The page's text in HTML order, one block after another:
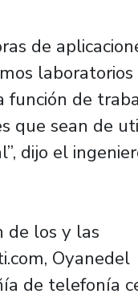
de
laboratorios
función de
que sean de
dijo el
de los y las
Oyanedel
de telefonía